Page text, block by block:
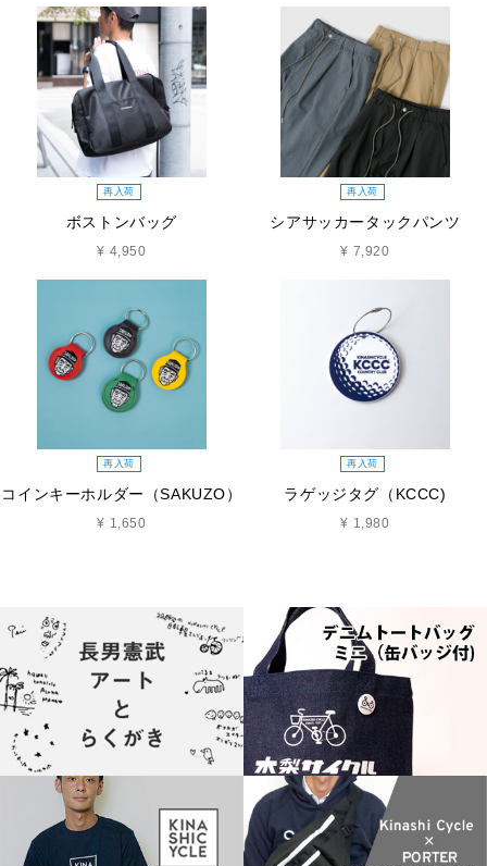
再入荷
ボストンバッグ
¥ 4,950
再入荷
シアサッカータックパンツ
¥ 7,920
再入荷
コインキーホルダー（SAKUZO）
¥ 1,650
再入荷
ラゲッジタグ（KCCC)
¥ 1,980